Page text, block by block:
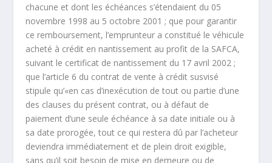
chacune et dont les échéances s’étendaient du 05
novembre 1998 au 5 octobre 2001 ; que pour garantir
ce remboursement, l’emprunteur a constitué le véhicule
acheté à crédit en nantissement au profit de la SAFCA,
suivant le certificat de nantissement du 17 avril 2002 ;
que l’article 6 du contrat de vente à crédit susvisé
stipule qu’«en cas d’inexécution de tout ou partie d’une
des clauses du présent contrat, ou à défaut de
paiement d’une seule échéance à sa date initiale ou à
sa date prorogée, tout ce qui restera dû par l’acheteur
deviendra immédiatement et de plein droit exigible,
sans qu’il soit besoin de mise en demeure ou de